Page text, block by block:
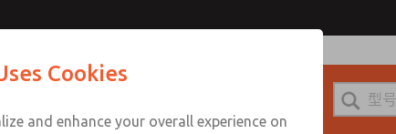
Cookies
and enhance your overall experience on